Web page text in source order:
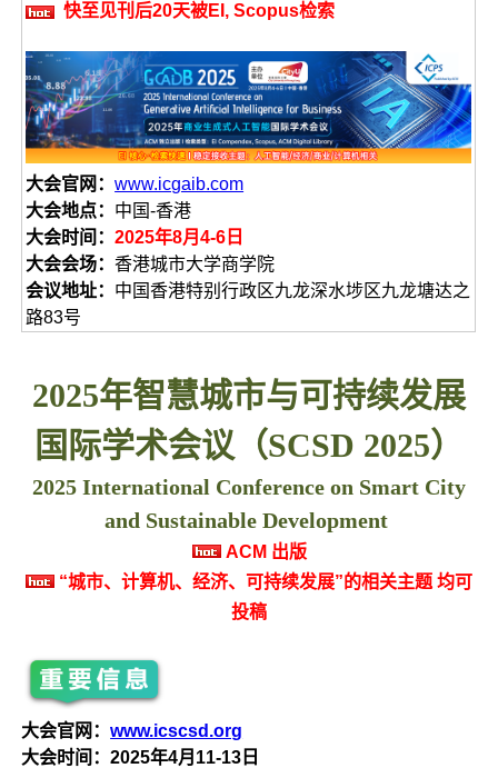
快至见刊后20天被EI, Scopus检索
大会官网：www.icgaib.com
大会地点： 中国-香港
大会时间：2025年8月4-6日
大会会场： 香港城市大学商学院
会议地址： 中国香港特别行政区九龙深水埗区九龙塘达之
路83号
2025年智慧城市与可持续发展
国际学术会议（SCSD 2025）
2025 International Conference on Smart City
and Sustainable Development
ACM 出版
“城市、计算机、经济、可持续发展”的相关主题 均可
投稿
大会官网：www.icscsd.org
大会时间：2025年4月11-13日